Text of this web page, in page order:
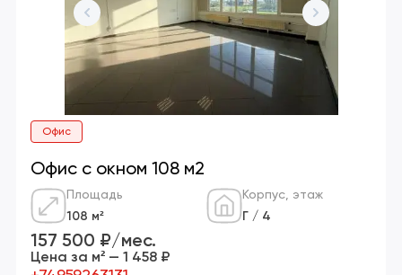
Офис
Офис с окном 108 м2
Площадь
108 м²
Корпус, этаж
Г / 4
157 500 ₽/мес.
Цена за м² — 1 458 ₽